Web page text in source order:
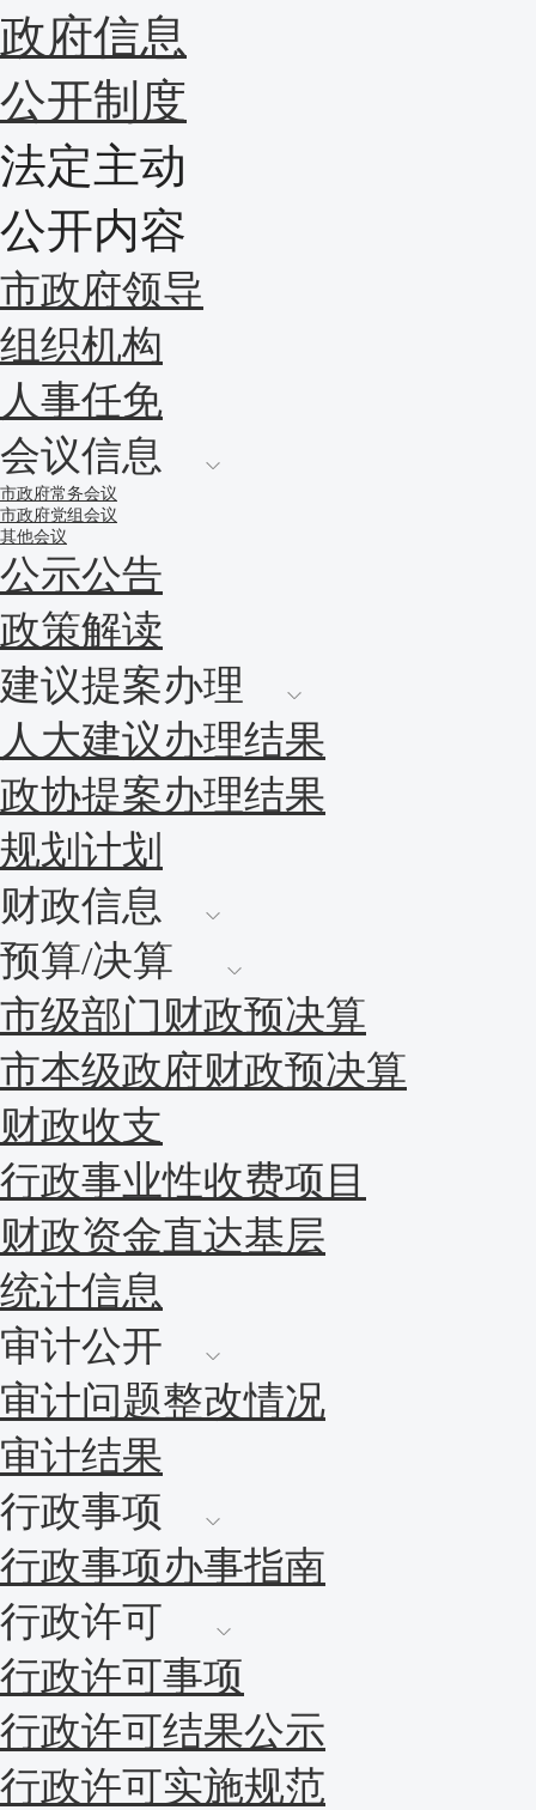
政府信息
公开制度
法定主动
公开内容
市政府领导
组织机构
人事任免
会议信息
市政府常务会议
市政府党组会议
其他会议
公示公告
政策解读
建议提案办理
人大建议办理结果
政协提案办理结果
规划计划
财政信息
预算/决算
市级部门财政预决算
市本级政府财政预决算
财政收支
行政事业性收费项目
财政资金直达基层
统计信息
审计公开
审计问题整改情况
审计结果
行政事项
行政事项办事指南
行政许可
行政许可事项
行政许可结果公示
行政许可实施规范